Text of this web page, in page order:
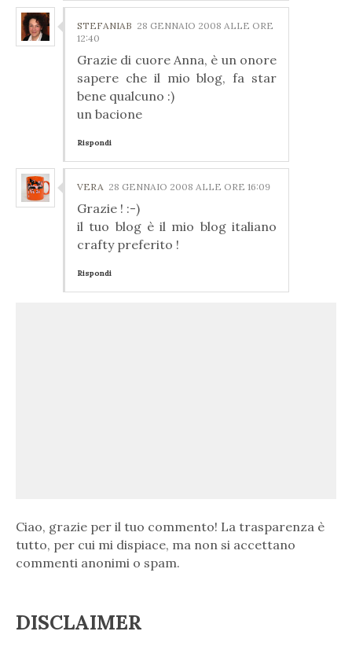
STEFANIAB 28 GENNAIO 2008 ALLE ORE
12:40
Grazie di cuore Anna, è un onore
sapere che il mio blog, fa star
bene qualcuno :)
un bacione
Rispondi
VERA 28 GENNAIO 2008 ALLE ORE 16:09
Grazie ! :-)
il tuo blog è il mio blog italiano
crafty preferito !
Rispondi
Ciao, grazie per il tuo commento! La trasparenza è
tutto, per cui mi dispiace, ma non si accettano
commenti anonimi o spam.
DISCLAIMER